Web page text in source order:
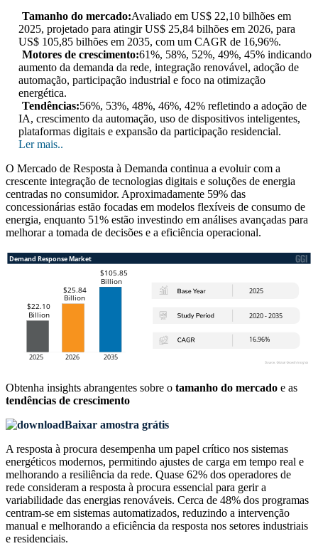
Tamanho do mercado:Avaliado em US$ 22,10 bilhões em
2025, projetado para atingir US$ 25,84 bilhões em 2026, para
US$ 105,85 bilhões em 2035, com um CAGR de 16,96%.
Motores de crescimento:61%, 58%, 52%, 49%, 45% indicando
aumento da demanda da rede, integração renovável, adoção de
automação, participação industrial e foco na otimização
energética.
Tendências:56%, 53%, 48%, 46%, 42% refletindo a adoção de
IA, crescimento da automação, uso de dispositivos inteligentes,
plataformas digitais e expansão da participação residencial.
Ler mais..
O Mercado de Resposta à Demanda continua a evoluir com a
crescente integração de tecnologias digitais e soluções de energia
centradas no consumidor. Aproximadamente 59% das
concessionárias estão focadas em modelos flexíveis de consumo de
energia, enquanto 51% estão investindo em análises avançadas para
melhorar a tomada de decisões e a eficiência operacional.
Obtenha insights abrangentes sobre o tamanho do mercado e as
tendências de crescimento
Baixar amostra grátis
A resposta à procura desempenha um papel crítico nos sistemas
energéticos modernos, permitindo ajustes de carga em tempo real e
melhorando a resiliência da rede. Quase 62% dos operadores de
rede consideram a resposta à procura essencial para gerir a
variabilidade das energias renováveis. Cerca de 48% dos programas
centram-se em sistemas automatizados, reduzindo a intervenção
manual e melhorando a eficiência da resposta nos setores industriais
e residenciais.